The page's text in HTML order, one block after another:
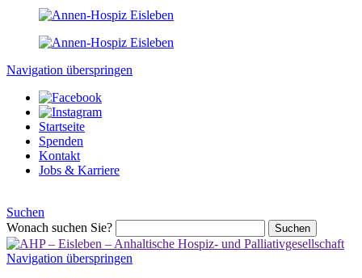
Navigation überspringen
Startseite
Spenden
Kontakt
Jobs & Karriere
Suchen
Wonach suchen Sie?
Suchen
Navigation überspringen